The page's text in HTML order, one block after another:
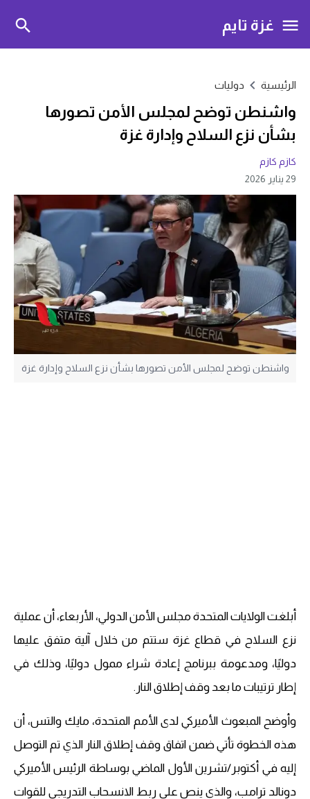
غزة تايم
الرئيسية دوليات
واشنطن توضح لمجلس الأمن تصورها
بشأن نزع السلاح وإدارة غزة
كازم كازم
29 يناير 2026
واشنطن توضح لمجلس الأمن تصورها بشأن نزع السلاح وإدارة غزة
أبلغت الولايات المتحدة مجلس الأمن الدولي، الأربعاء، أن عملية
نزع السلاح في قطاع غزة ستتم من خلال آلية متفق عليها
دوليًا، ومدعومة ببرنامج إعادة شراء ممول دوليًا، وذلك في
إطار ترتيبات ما بعد وقف إطلاق النار.
وأوضح المبعوث الأميركي لدى الأمم المتحدة، مايك والتس، أن
هذه الخطوة تأتي ضمن اتفاق وقف إطلاق النار الذي تم التوصل
إليه في أكتوبر/تشرين الأول الماضي بوساطة الرئيس الأميركي
دونالد ترامب، والذي ينص على ربط الانسحاب التدريجي للقوات